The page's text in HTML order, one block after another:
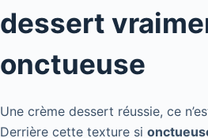
dessert
onctueuse
Une crème dessert réussie, ce
Derrière cette texture si